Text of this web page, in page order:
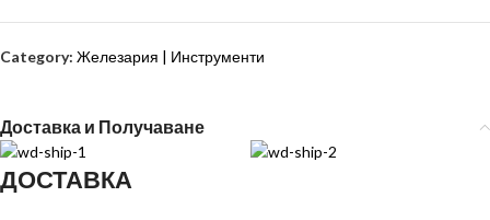
Category: Железария | Инструменти
Доставка и Получаване
ДОСТАВКА